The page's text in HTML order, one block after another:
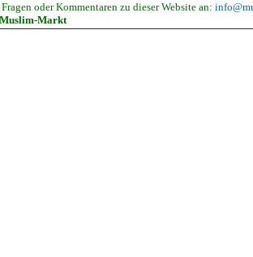
oder Kommentaren zu dieser Website an:
Muslim-Markt